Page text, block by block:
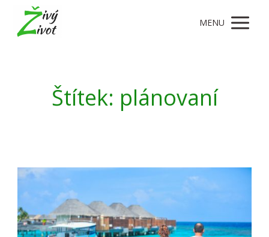
MENU
Štítek: plánovaní